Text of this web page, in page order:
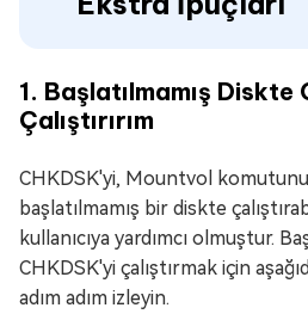
1. Başlatılmamış Diskte
Çalıştırırım
CHKDSK'yi, Mountvol
başlatılmamış bir diskte
kullanıcıya yardımcı olmuştur.
CHKDSK'yi çalıştırmak için
adım adım izleyin.